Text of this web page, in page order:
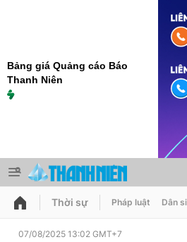
Bảng giá Quảng cáo Báo
Thanh Niên
QUẢNG CÁO
Thời sự Pháp luật Dân
07/08/2025 13:02 GMT+7